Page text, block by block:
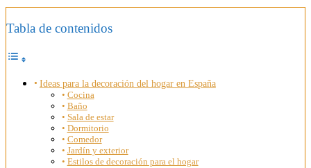
Tabla de contenidos
Ideas para la decoración del hogar en España
Cocina
Baño
Sala de estar
Dormitorio
Comedor
Jardín y exterior
Estilos de decoración para el hogar